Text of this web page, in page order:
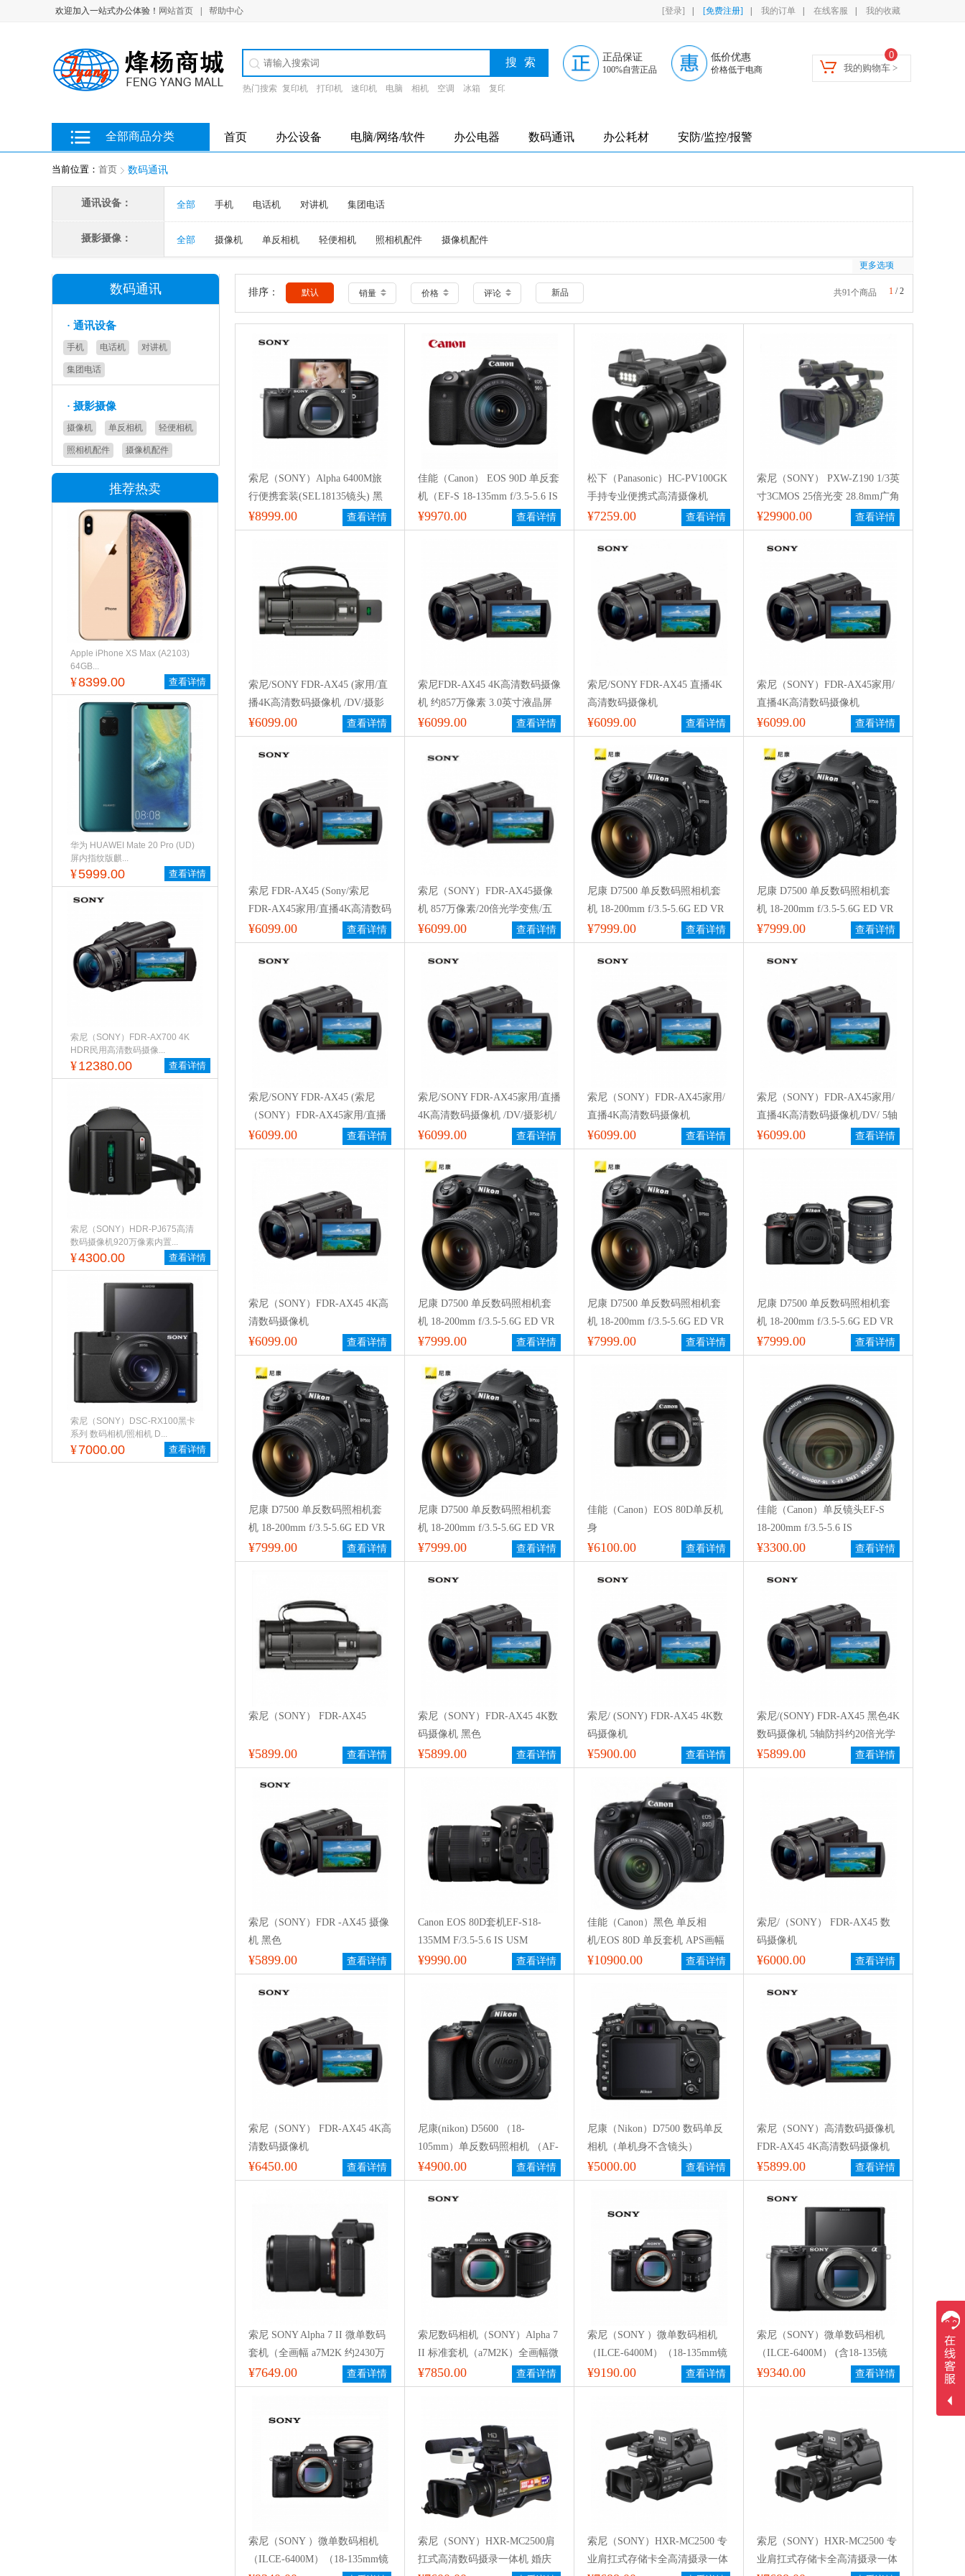
欢迎加入一站式办公体验！ 网站首页 帮助中心 [登录] [免费注册] 我的订单 在线客服 我的收藏
热门搜索 复印机 打印机 速印机 电脑 相机 空调 冰箱 复印纸
正品保证
100%自营正品
低价优惠
价格低于电商 我的购物车 >
0
全部商品分类 首页 办公设备 电脑/网络/软件 办公电器 数码通讯 办公耗材 安防/监控/报警
当前位置： 首页 数码通讯
通讯设备： 全部 手机 电话机 对讲机 集团电话
摄影摄像： 全部 摄像机 单反相机 轻便相机 照相机配件 摄像机配件
更多选项
数码通讯
· 通讯设备
手机 电话机 对讲机
集团电话
· 摄影摄像
摄像机 单反相机 轻便相机
照相机配件 摄像机配件
推荐热卖
Apple iPhone XS Max (A2103)
64GB...
¥8399.00 查看详情
华为 HUAWEI Mate 20 Pro (UD)
屏内指纹版麒...
¥5999.00 查看详情
索尼（SONY）FDR-AX700 4K
HDR民用高清数码摄像...
¥12380.00 查看详情
索尼（SONY）HDR-PJ675高清
数码摄像机920万像素内置...
¥4300.00 查看详情
索尼（SONY）DSC-RX100黑卡
系列 数码相机/照相机 D...
¥7000.00 查看详情
排序： 默认 销量 价格 评论 新品 共91个商品 1 /2
索尼（SONY）Alpha 6400M旅
行便携套装(SEL18135镜头) 黑
色 APS-C画幅 ILCE-
6400M/A6400M/α6400m
¥8999.00 查看详情
佳能（Canon） EOS 90D 单反套
机（EF-S 18-135mm f/3.5-5.6 IS
USM 单反镜头）
¥9970.00 查看详情
松下（Panasonic）HC-PV100GK
手持专业便携式高清摄像机
¥7259.00 查看详情
索尼（SONY） PXW-Z190 1/3英
寸3CMOS 25倍光变 28.8mm广角
4K手持摄录一体机
¥29900.00 查看详情
索尼/SONY FDR-AX45 (家用/直
播4K高清数码摄像机 /DV/摄影
机/录像机 5轴防抖)
¥6099.00 查看详情
索尼FDR-AX45 4K高清数码摄像
机 约857万像素 3.0英寸液晶屏
续航时间大约160分钟 自动对焦
20倍光学变焦 黑色
¥6099.00 查看详情
索尼/SONY FDR-AX45 直播4K
高清数码摄像机
¥6099.00 查看详情
索尼（SONY）FDR-AX45家用/
直播4K高清数码摄像机
¥6099.00 查看详情
索尼 FDR-AX45 (Sony/索尼
FDR-AX45家用/直播4K高清数码
摄像机 /DV/摄影机/录像机 5轴
防抖)
¥6099.00 查看详情
索尼（SONY）FDR-AX45摄像
机 857万像素/20倍光学变焦/五
轴防抖
¥6099.00 查看详情
尼康 D7500 单反数码照相机套
机 18-200mm f/3.5-5.6G ED VR
防抖镜头
¥7999.00 查看详情
尼康 D7500 单反数码照相机套
机 18-200mm f/3.5-5.6G ED VR
防抖镜头
¥7999.00 查看详情
索尼/SONY FDR-AX45 (索尼
（SONY）FDR-AX45家用/直播
4K高清数码摄像机/DV/ 5轴防
抖)
¥6099.00 查看详情
索尼/SONY FDR-AX45家用/直播
4K高清数码摄像机 /DV/摄影机/
录像机 5轴防抖
¥6099.00 查看详情
索尼（SONY）FDR-AX45家用/
直播4K高清数码摄像机
¥6099.00 查看详情
索尼（SONY）FDR-AX45家用/
直播4K高清数码摄像机/DV/ 5轴
防抖
¥6099.00 查看详情
索尼（SONY）FDR-AX45 4K高
清数码摄像机
¥6099.00 查看详情
尼康 D7500 单反数码照相机套
机 18-200mm f/3.5-5.6G ED VR
防抖镜头
¥7999.00 查看详情
尼康 D7500 单反数码照相机套
机 18-200mm f/3.5-5.6G ED VR
防抖镜头
¥7999.00 查看详情
尼康 D7500 单反数码照相机套
机 18-200mm f/3.5-5.6G ED VR
防抖镜头
¥7999.00 查看详情
尼康 D7500 单反数码照相机套
机 18-200mm f/3.5-5.6G ED VR
防抖镜头
¥7999.00 查看详情
尼康 D7500 单反数码照相机套
机 18-200mm f/3.5-5.6G ED VR
防抖镜头
¥7999.00 查看详情
佳能（Canon）EOS 80D单反机
身
¥6100.00 查看详情
佳能（Canon）单反镜头EF-S
18-200mm f/3.5-5.6 IS
¥3300.00 查看详情
索尼（SONY） FDR-AX45
¥5899.00 查看详情
索尼（SONY）FDR-AX45 4K数
码摄像机 黑色
¥5899.00 查看详情
索尼/ (SONY) FDR-AX45 4K数
码摄像机
¥5900.00 查看详情
索尼/(SONY) FDR-AX45 黑色4K
数码摄像机 5轴防抖约20倍光学
变焦
¥5899.00 查看详情
索尼（SONY）FDR -AX45 摄像
机 黑色
¥5899.00 查看详情
Canon EOS 80D套机EF-S18-
135MM F/3.5-5.6 IS USM
((Canon EOS 80D套机EF-S18-
135MM F/3.5-5.6 IS USM 单反套
¥9990.00 查看详情
佳能（Canon）黑色 单反相
机/EOS 80D 单反套机 APS画幅
CMOS传感器 约2420万有效像素
3.0英寸液晶屏 自动对焦 无内置
¥10900.00 查看详情
索尼/（SONY） FDR-AX45 数
码摄像机
¥6000.00 查看详情
索尼（SONY） FDR-AX45 4K高
清数码摄像机
¥6450.00 查看详情
尼康(nikon) D5600 （18-
105mm）单反数码照相机 （AF-
S DX 尼克尔 18-105mm f/3.5-
5.6G ED VR）黑色
¥4900.00 查看详情
尼康（Nikon）D7500 数码单反
相机（单机身不含镜头）
¥5000.00 查看详情
索尼（SONY）高清数码摄像机
FDR-AX45 4K高清数码摄像机
¥5899.00 查看详情
索尼 SONY Alpha 7 II 微单数码
套机（全画幅 a7M2K 约2430万
有效像素 28-70mm镜头）
¥7649.00 查看详情
索尼数码相机（SONY）Alpha 7
II 标准套机（a7M2K）全画幅微
单数码相机 （约2430万有效像
素 28-70mm镜头 a7M2/A72）
¥7850.00 查看详情
索尼（SONY ）微单数码相机
（ILCE-6400M）（18-135mm镜
头/相机包/64G SD卡）
¥9190.00 查看详情
索尼（SONY）微单数码相机
（ILCE-6400M） (含18-135镜
头）
¥9340.00 查看详情
索尼（SONY ）微单数码相机
（ILCE-6400M）（18-135mm镜
索尼（SONY）HXR-MC2500肩
扛式高清数码摄录一体机 婚庆
索尼（SONY）HXR-MC2500 专
业肩扛式存储卡全高清摄录一体
索尼（SONY）HXR-MC2500 专
业肩扛式存储卡全高清摄录一体